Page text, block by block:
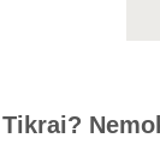
Tikrai?